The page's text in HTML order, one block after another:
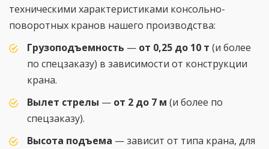
техническими характеристиками консольно-
поворотных кранов нашего производства:
Грузоподъемность — от 0,25 до 10 т (и более
по спецзаказу) в зависимости от конструкции
крана.
Вылет стрелы — от 2 до 7 м (и более по
спецзаказу).
Высота подъема — зависит от типа крана, для